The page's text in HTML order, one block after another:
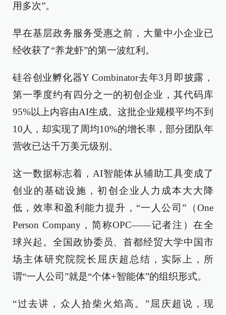
用多次”。
早在基层政务服务受惠之前，大量中小企业已
经收获了“养龙虾”的第一波红利。
硅谷创业孵化器Y Combinator去年3月即披露，
第一季度约有四分之一的初创企业，其代码库
95%以上内容由AI生成。这批企业规模平均不到
10人，却实现了周均10%的增长率，部分团队年
营收已达千万美元级别。
这一数据标志着，AI智能体从辅助工具变成了
创业的基础设施，初创企业人力成本大大降
低，效率和盈利能力提升，“一人公司”（One
Person Company，简称OPC——记者注）在全
球兴起。全国政协委员、首都经贸大学中国市
场主体研究院院长屈庆超总结，实际上，所
谓“一人公司”就是“个体+智能体”的组织形式。
“过去讲，众人拾柴火焰高。”屈庆超说，现